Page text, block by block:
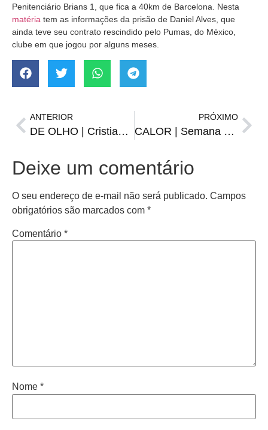
Penitenciário Brians 1, que fica a 40km de Barcelona. Nesta
matéria tem as informações da prisão de Daniel Alves, que
ainda teve seu contrato rescindido pelo Pumas, do México,
clube em que jogou por alguns meses.
ANTERIOR
DE OLHO | Cristiano Ronaldo fará sua estreia pelo Al Nassr
PRÓXIMO
CALOR | Semana começa com temperatura perto dos 40 graus
Deixe um comentário
O seu endereço de e-mail não será publicado. Campos
obrigatórios são marcados com *
Comentário *
Nome *